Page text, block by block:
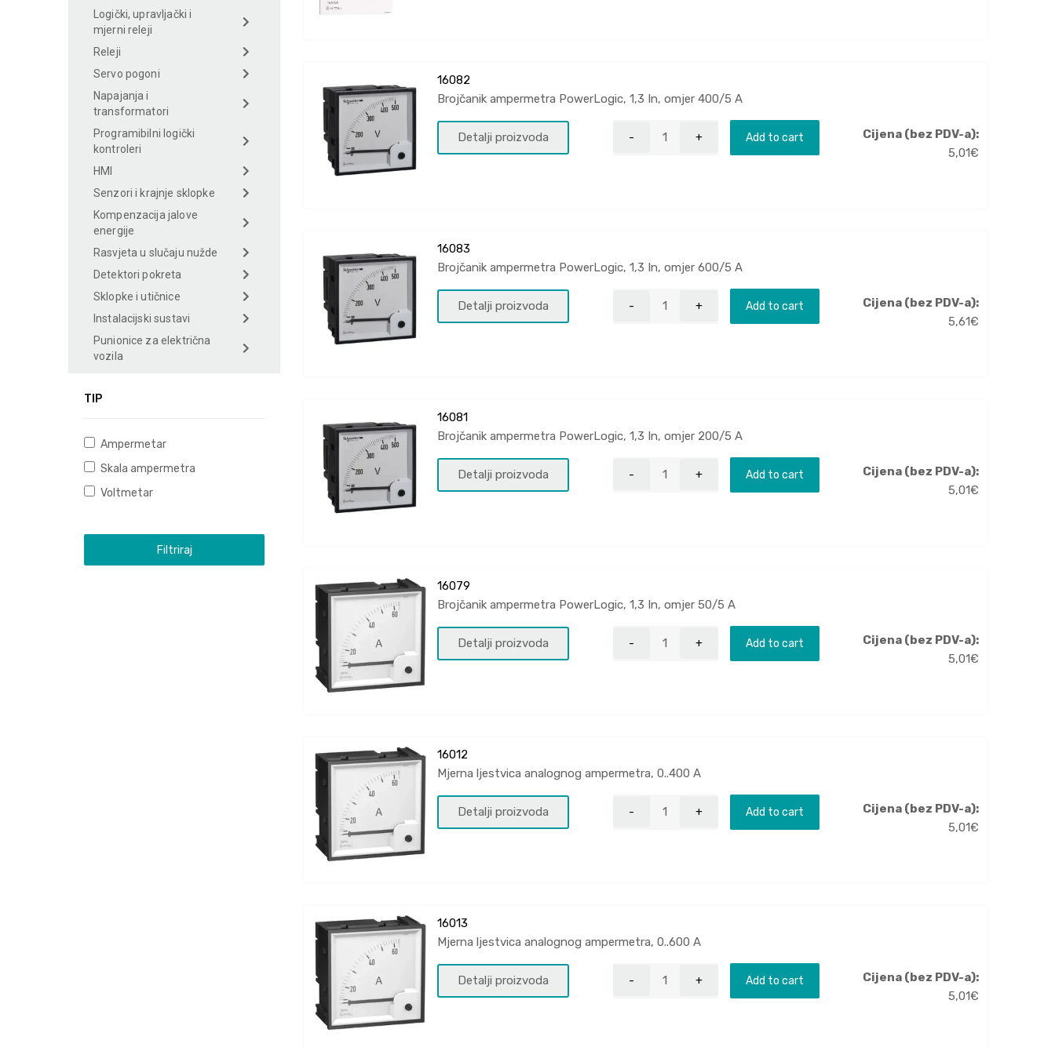
16082
Brojčanik ampermetra PowerLogic, 1,3 In, omjer 400/5 A
Detalji proizvoda Add to cart
Cijena (bez PDV-a):
5,01€
16083
Brojčanik ampermetra PowerLogic, 1,3 In, omjer 600/5 A
Detalji proizvoda Add to cart
Cijena (bez PDV-a):
5,61€
16081
Brojčanik ampermetra PowerLogic, 1,3 In, omjer 200/5 A
Detalji proizvoda Add to cart
Cijena (bez PDV-a):
5,01€
16079
Brojčanik ampermetra PowerLogic, 1,3 In, omjer 50/5 A
Detalji proizvoda Add to cart
Cijena (bez PDV-a):
5,01€
16012
Mjerna ljestvica analognog ampermetra, 0..400 A
Detalji proizvoda Add to cart
Cijena (bez PDV-a):
5,01€
16013
Mjerna ljestvica analognog ampermetra, 0..600 A
Detalji proizvoda Add to cart
Cijena (bez PDV-a):
5,01€
Logički, upravljački i
mjerni releji
Releji
Servo pogoni
Napajanja i
transformatori
Programibilni logički
kontroleri
HMI
Senzori i krajnje sklopke
Kompenzacija jalove
energije
Rasvjeta u slučaju nužde
Detektori pokreta
Sklopke i utičnice
Instalacijski sustavi
Punionice za električna
vozila
TIP
Ampermetar
Skala ampermetra
Voltmetar
Filtriraj